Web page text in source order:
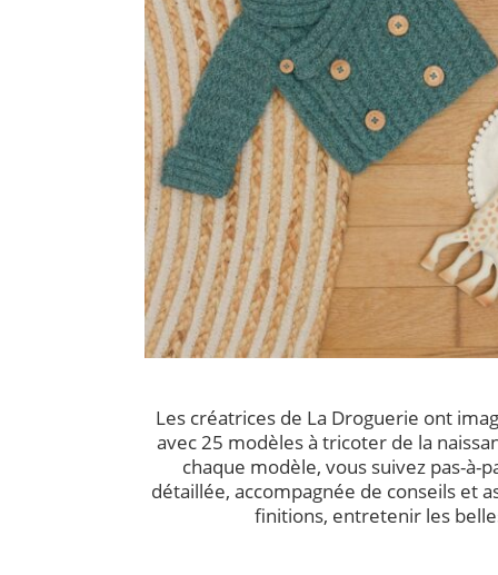
Les créatrices de La Droguerie ont
avec 25 modèles à tricoter de la
chaque modèle, vous suivez pas-à-
détaillée, accompagnée de conseils et
finitions, entretenir les